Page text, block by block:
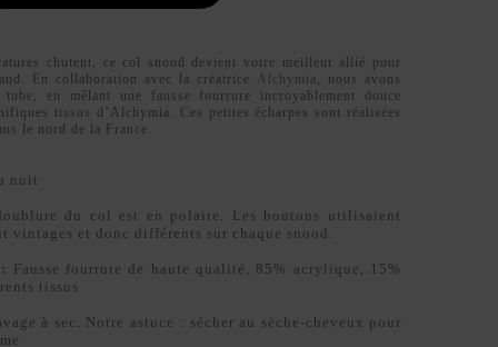
chutent, ce col snood devient votre meilleur allié pour
En collaboration avec la créatrice Alchymia , nous avons
tube, en mêlant une fausse fourrure incroyablement douce
tissus d’Alchymia. Ces petites écharpes sont réalisées
le nord de la France.
nuit
du col est en polaire. Les boutons utilisaient
vintages et donc différents sur chaque snood.
Fausse fourrure de haute qualité, 85% acrylique, 15%
tissus
à sec. Notre astuce : sécher au sèche-cheveux pour